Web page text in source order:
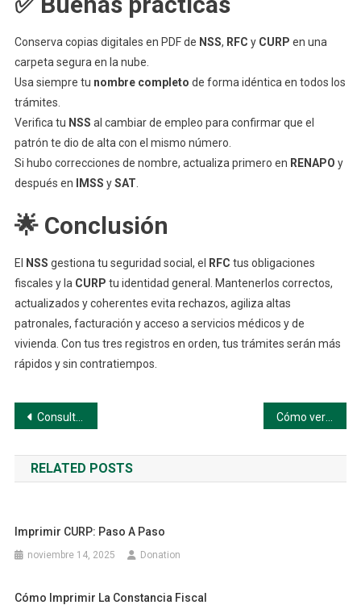
Conserva copias digitales en PDF de NSS, RFC y CURP en una
carpeta segura en la nube.
Usa siempre tu nombre completo de forma idéntica en todos los
trámites.
Verifica tu NSS al cambiar de empleo para confirmar que el
patrón te dio de alta con el mismo número.
Si hubo correcciones de nombre, actualiza primero en RENAPO y
después en
IMSS ySAT
🌟 Conclusión
El NSS gestiona tu seguridad social, el RFC tus obligaciones
fiscales y la CURP tu identidad general. Mantenerlos correctos,
actualizados y coherentes evita rechazos, agiliza altas
patronales, facturación y acceso a servicios médicos y de
vivienda. Con tus tres registros en orden, tus trámites serán más
rápidos y sin contratiempos.
Navegación
de
entradas
Consulta de semanas cotizadas IMSS: Guía paso a paso
RELATED POSTS
Imprimir CURP: Paso A Paso
noviembre 14, 2025 Donation
Cómo Imprimir La Constancia Fiscal